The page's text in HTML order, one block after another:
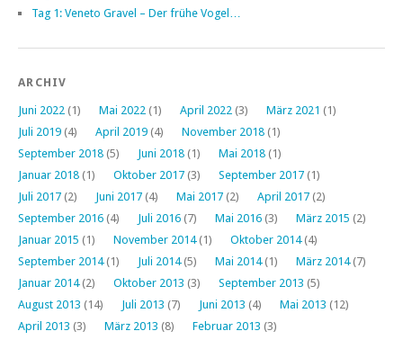
Tag 1: Veneto Gravel – Der frühe Vogel…
ARCHIV
Juni 2022 (1) Mai 2022 (1) April 2022 (3) März 2021 (1)
Juli 2019 (4) April 2019 (4) November 2018 (1)
September 2018 (5) Juni 2018 (1) Mai 2018 (1)
Januar 2018 (1) Oktober 2017 (3) September 2017 (1)
Juli 2017 (2) Juni 2017 (4) Mai 2017 (2) April 2017 (2)
September 2016 (4) Juli 2016 (7) Mai 2016 (3) März 2015 (2)
Januar 2015 (1) November 2014(1) Oktober 2014(4)
September 2014(1) Juli 2014(5) Mai 2014(1) März 2014(7)
Januar 2014(2) Oktober 2013 (3) September 2013 (5)
August 2013 (14) Juli 2013 (7) Juni 2013 (4) Mai 2013 (12)
April 2013 (3) März 2013 (8) Februar 2013 (3)